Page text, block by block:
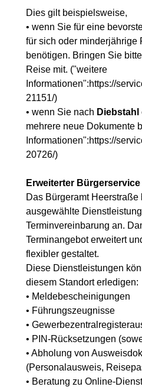
Dies gilt beispielsweise,
• wenn Sie für eine
für sich oder minderjährige
benötigen. Bringen Sie
Reise mit. ("weitere
Informationen":https://
21151/)
• wenn Sie nach
mehrere neue Dokumente
Informationen":https://
20726/)
Erweiterter
Das Bürgeramt Heerstraße
ausgewählte
Terminvereinbarung an.
Terminangebot erweitert
flexibler gestaltet.
Diese Dienstleistungen
diesem Standort erledigen:
• Meldebescheinigungen
• Führungszeugnisse
•
• PIN-Rücksetzungen
• Abholung von
(Personalausweis,
• Beratung zu Online-